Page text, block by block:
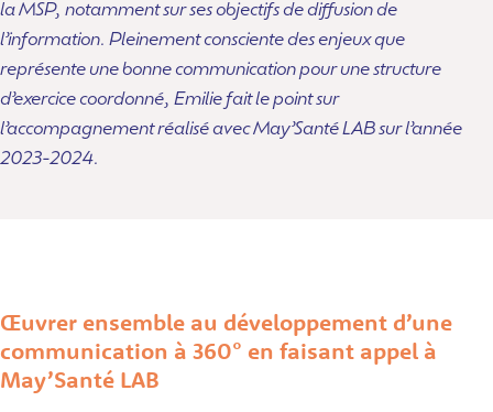
la MSP, notamment sur ses objectifs de diffusion de
l’information. Pleinement consciente des enjeux que
représente une bonne communication pour une structure
d’exercice coordonné, Emilie fait le point sur
l’accompagnement réalisé avec May’Santé LAB sur l’année
2023-2024.
Œuvrer ensemble au développement d’une
communication à 360° en faisant appel à
May’Santé LAB